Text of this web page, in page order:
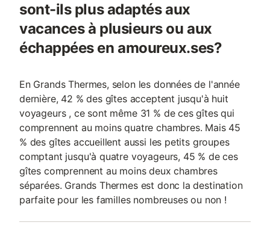
sont-ils plus adaptés aux
vacances à plusieurs ou aux
échappées en amoureux.ses?
En Grands Thermes, selon les données de l'année
dernière, 42 % des gîtes acceptent jusqu'à huit
voyageurs , ce sont même 31 % de ces gîtes qui
comprennent au moins quatre chambres. Mais 45
% des gîtes accueillent aussi les petits groupes
comptant jusqu'à quatre voyageurs, 45 % de ces
gîtes comprennent au moins deux chambres
séparées. Grands Thermes est donc la destination
parfaite pour les familles nombreuses ou non !